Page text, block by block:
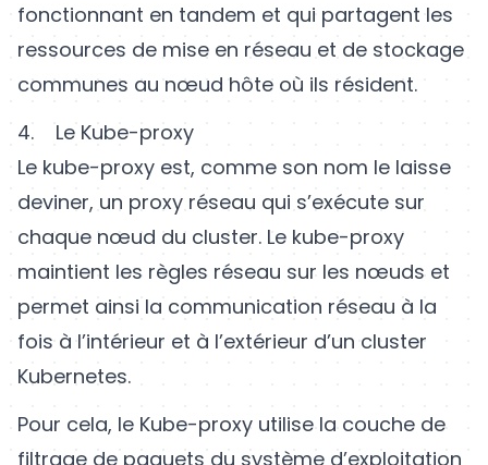
fonctionnant en tandem et qui partagent les
ressources de mise en réseau et de stockage
communes au nœud hôte où ils résident.
4. Le Kube-proxy
Le kube-proxy est, comme son nom le laisse
deviner, un proxy réseau qui s’exécute sur
chaque nœud du cluster. Le kube-proxy
maintient les règles réseau sur les nœuds et
permet ainsi la communication réseau à la
fois à l’intérieur et à l’extérieur d’un cluster
Kubernetes.
Pour cela, le Kube-proxy utilise la couche de
filtrage de paquets du système d’exploitation